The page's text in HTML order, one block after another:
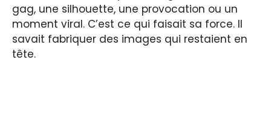
gag, une silhouette, une provocation ou un
moment viral. C’est ce qui faisait sa force. Il
savait fabriquer des images qui restaient en
tête.